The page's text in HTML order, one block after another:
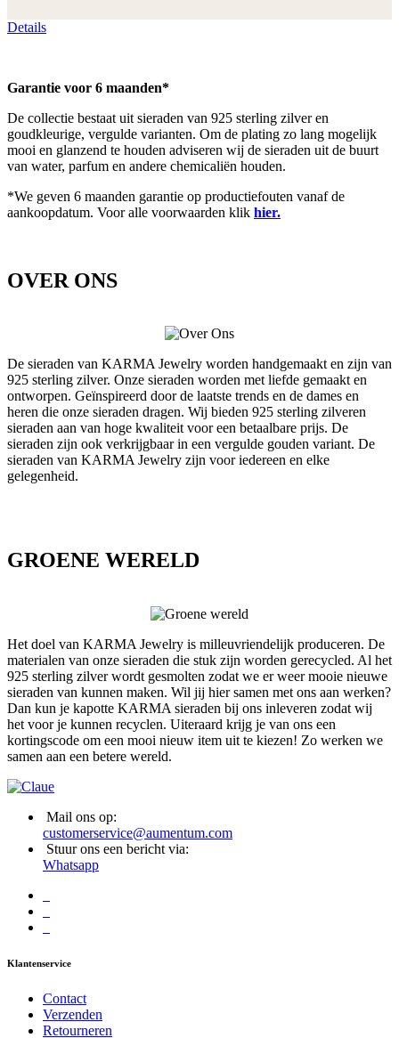
Details
Garantie voor 6 maanden*
De collectie bestaat uit sieraden van 925 sterling zilver en
goudkleurige, vergulde varianten. Om de plating zo lang mogelijk
mooi en glanzend te houden adviseren wij de sieraden uit de buurt
van water, parfum en andere chemicaliën houden.
*We geven 6 maanden garantie op productiefouten vanaf de
aankoopdatum. Voor alle voorwaarden klik hier.
OVER ONS
De sieraden van KARMA Jewelry worden handgemaakt en zijn van
925 sterling zilver. Onze sieraden worden met liefde gemaakt en
ontworpen. Geïnspireerd door de laatste trends en de dames en
heren die onze sieraden dragen. Wij bieden 925 sterling zilveren
sieraden aan van hoge kwaliteit voor een betaalbare prijs. De
sieraden zijn ook verkrijgbaar in een vergulde gouden variant. De
sieraden van KARMA Jewelry zijn voor iedereen en elke
gelegenheid.
GROENE WERELD
Het doel van KARMA Jewelry is milleuvriendelijk produceren. De
materialen van onze sieraden die stuk zijn worden gerecycled. Al het
925 sterling zilver wordt gesmolten zodat we er weer mooie nieuwe
sieraden van kunnen maken. Wil jij hier samen met ons aan werken?
Dan kun je kapotte KARMA sieraden bij ons inleveren zodat wij
het voor je kunnen recyclen. Uiteraard krijg je van ons een
kortingscode om een mooi nieuw item uit te kiezen! Zo werken we
samen aan een betere wereld.
Mail ons op:
customerservice@aumentum.com
Stuur ons een bericht via:
Whatsapp
Klantenservice
Contact
Verzenden
Retourneren